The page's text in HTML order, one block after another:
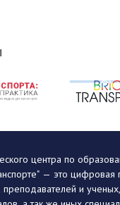
центра по
— это цифровая
преподавателей и